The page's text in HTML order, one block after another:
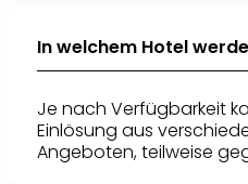
In welchem Hotel
Je nach Verfügbarkeit
Einlösung aus
Angeboten, teilweise